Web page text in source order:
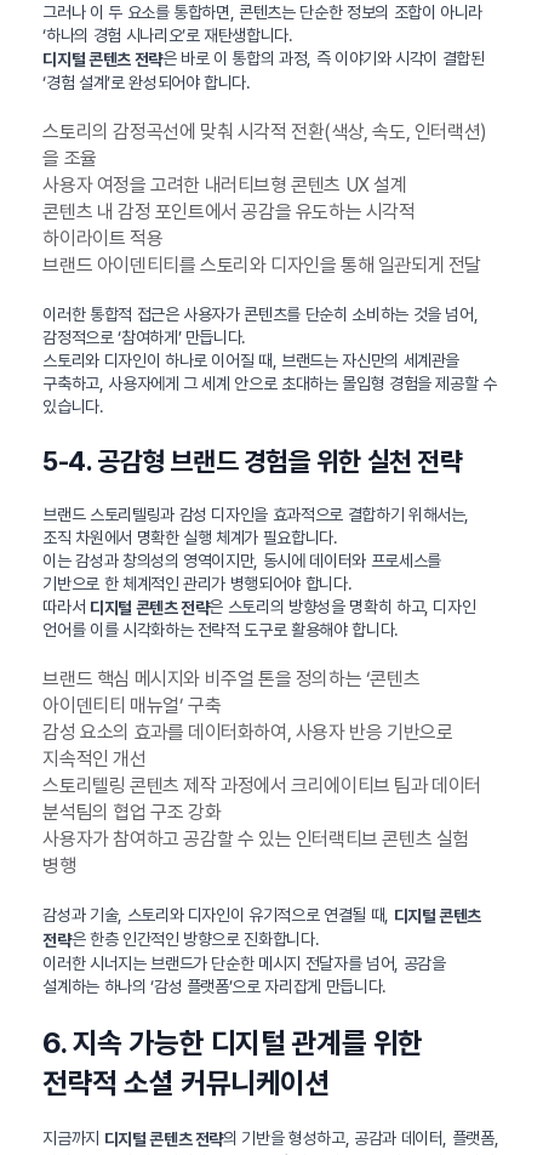
그러나 이 두 요소를 통합하면, 콘텐츠는 단순한 정보의 조합이 아니라
‘하나의 경험 시나리오’로 재탄생합니다.
디지털 콘텐츠 전략은 바로 이 통합의 과정, 즉 이야기와 시각이 결합된
‘경험 설계’로 완성되어야 합니다.
스토리의 감정곡선에 맞춰 시각적 전환(색상, 속도, 인터랙션)
을 조율
사용자 여정을 고려한 내러티브형 콘텐츠 UX 설계
콘텐츠 내 감정 포인트에서 공감을 유도하는 시각적
하이라이트 적용
브랜드 아이덴티티를 스토리와 디자인을 통해 일관되게 전달
이러한 통합적 접근은 사용자가 콘텐츠를 단순히 소비하는 것을 넘어,
감정적으로 ‘참여하게’ 만듭니다.
스토리와 디자인이 하나로 이어질 때, 브랜드는 자신만의 세계관을
구축하고, 사용자에게 그 세계 안으로 초대하는 몰입형 경험을 제공할 수
있습니다.
5-4. 공감형 브랜드 경험을 위한 실천 전략
브랜드 스토리텔링과 감성 디자인을 효과적으로 결합하기 위해서는,
조직 차원에서 명확한 실행 체계가 필요합니다.
이는 감성과 창의성의 영역이지만, 동시에 데이터와 프로세스를
기반으로 한 체계적인 관리가 병행되어야 합니다.
따라서 디지털 콘텐츠 전략은 스토리의 방향성을 명확히 하고, 디자인
언어를 이를 시각화하는 전략적 도구로 활용해야 합니다.
브랜드 핵심 메시지와 비주얼 톤을 정의하는 ‘콘텐츠
아이덴티티 매뉴얼’ 구축
감성 요소의 효과를 데이터화하여, 사용자 반응 기반으로
지속적인 개선
스토리텔링 콘텐츠 제작 과정에서 크리에이티브 팀과 데이터
분석팀의 협업 구조 강화
사용자가 참여하고 공감할 수 있는 인터랙티브 콘텐츠 실험
병행
감성과 기술, 스토리와 디자인이 유기적으로 연결될 때, 디지털 콘텐츠
전략은 한층 인간적인 방향으로 진화합니다.
이러한 시너지는 브랜드가 단순한 메시지 전달자를 넘어, 공감을
설계하는 하나의 ‘감성 플랫폼’으로 자리잡게 만듭니다.
6. 지속 가능한 디지털 관계를 위한
전략적 소셜 커뮤니케이션
지금까지 디지털 콘텐츠 전략의 기반을 형성하고, 공감과 데이터, 플랫폼,